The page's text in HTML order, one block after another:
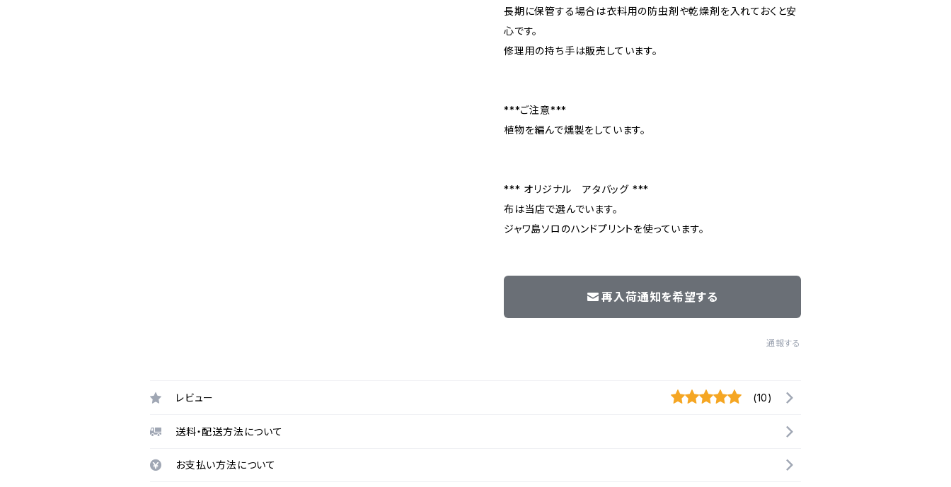
長期に保管する場合は衣料用の防虫剤や乾燥剤を入れておくと安
心です。
修理用の持ち手は販売しています。
***ご注意***
植物を編んで燻製をしています。
*** オリジナル アタバッグ ***
布は当店で選んでいます。
ジャワ島ソロのハンドプリントを使っています。
再入荷通知を希望する
通報する
レビュー (10)
送料・配送方法について
お支払い方法について